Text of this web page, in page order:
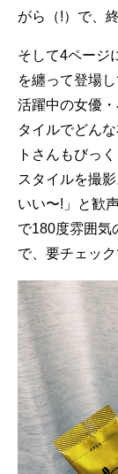
がら（!）で、
そして4ページ
を纏って登場
活躍中の女優
タイルでどん
トさんもびっ
スタイルを撮
いい〜!」と歓
で180度雰囲気
で、要チェック